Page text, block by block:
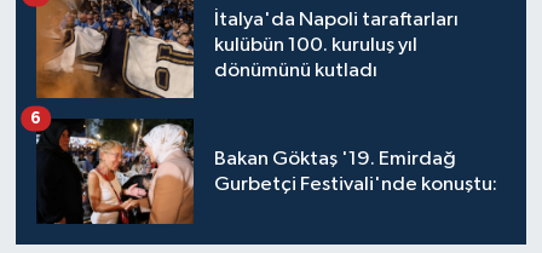
İtalya'da Napoli taraftarları
kulübün 100. kuruluş yıl
dönümünü kutladı
Bakan Göktaş '19. Emirdağ
Gurbetçi Festivali'nde konuştu:
6